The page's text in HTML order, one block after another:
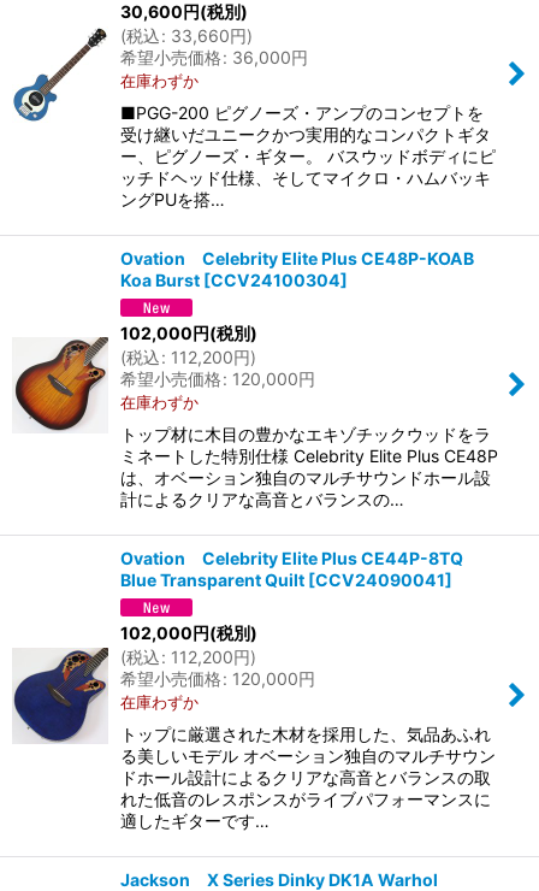
30,600円(税別)
(税込: 33,660円)
希望小売価格: 36,000円
在庫わずか
■PGG-200 ピグノーズ・アンプのコンセプトを
受け継いだユニークかつ実用的なコンパクトギタ
ー、ピグノーズ・ギター。 バスウッドボディにピ
ッチドヘッド仕様、そしてマイクロ・ハムバッキ
ングPUを搭…
Ovation Celebrity Elite Plus CE48P-KOAB
Koa Burst [CCV24100304]
102,000円(税別)
(税込: 112,200円)
希望小売価格: 120,000円
在庫わずか
トップ材に木目の豊かなエキゾチックウッドをラ
ミネートした特別仕様 Celebrity Elite Plus CE48P
は、オベーション独自のマルチサウンドホール設
計によるクリアな高音とバランスの…
Ovation Celebrity Elite Plus CE44P-8TQ
Blue Transparent Quilt [CCV24090041]
102,000円(税別)
(税込: 112,200円)
希望小売価格: 120,000円
在庫わずか
トップに厳選された木材を採用した、気品あふれ
る美しいモデル オベーション独自のマルチサウン
ドホール設計によるクリアな高音とバランスの取
れた低音のレスポンスがライブパフォーマンスに
適したギターです…
Jackson X Series Dinky DK1A Warhol